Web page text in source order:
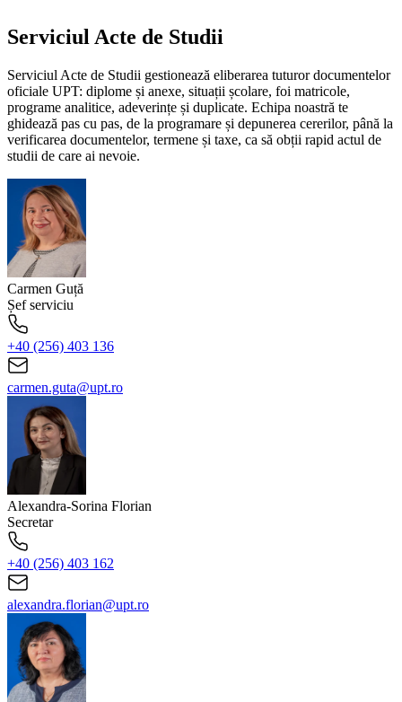
Serviciul Acte de Studii
Serviciul Acte de Studii gestionează eliberarea tuturor documentelor
oficiale UPT: diplome și anexe, situații școlare, foi matricole,
programe analitice, adeverințe și duplicate. Echipa noastră te
ghidează pas cu pas, de la programare și depunerea cererilor, până la
verificarea documentelor, termene și taxe, ca să obții rapid actul de
studii de care ai nevoie.
Carmen Guță
Șef serviciu
+40 (256) 403 136
carmen.guta@upt.ro
Alexandra-Sorina Florian
Secretar
+40 (256) 403 162
alexandra.florian@upt.ro